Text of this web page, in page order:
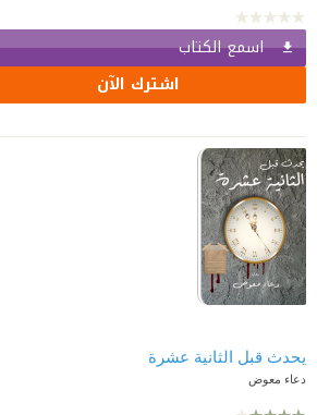
اسمع الكتاب
اشترك الآن
يحدث قبل الثانية عشرة
دعاء معوض